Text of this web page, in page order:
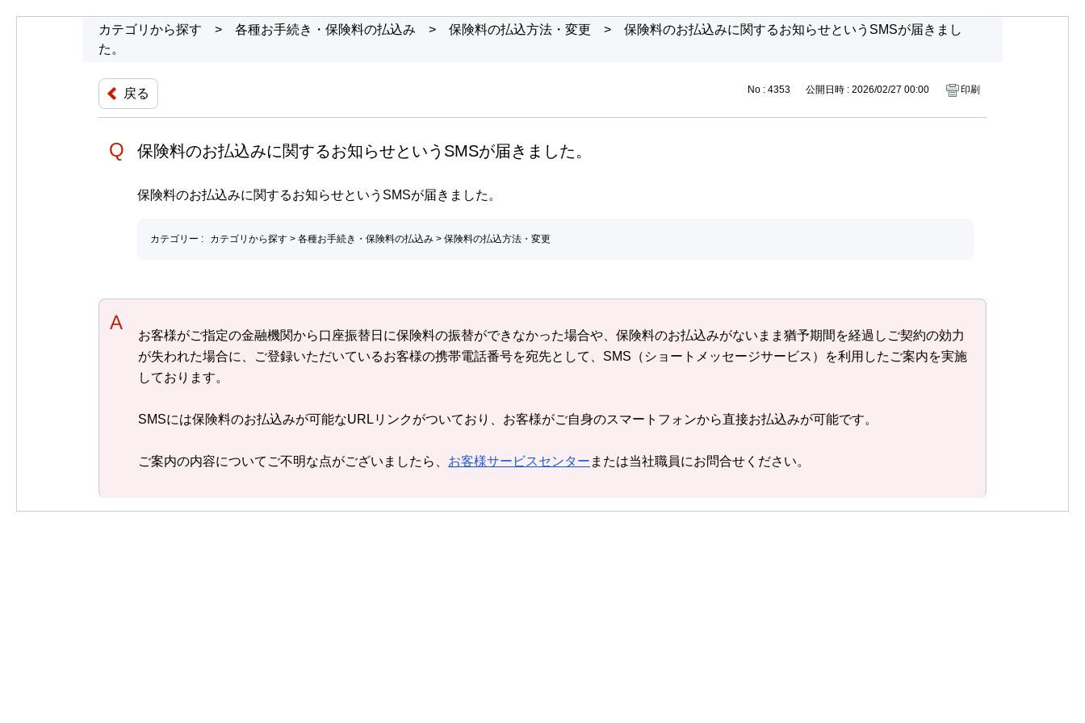
カテゴリから探す > 各種お手続き・保険料の払込み > 保険料の払込方法・変更 >
保険料のお払込みに関するお知らせというSMSが届きまし
た。
戻る No : 4353 公開日時 : 2026/02/27 00:00 印刷
保険料のお払込みに関するお知らせというSMSが届きました。
保険料のお払込みに関するお知らせというSMSが届きました。
カテゴリー : カテゴリから探す > 各種お手続き・保険料の払込み > 保険料の払込方法・変更
お客様がご指定の金融機関から口座振替日に保険料の振替ができなかった場合や、保険料のお払込みがないまま猶予期間を経過しご契約の効力
が失われた場合に、ご登録いただいているお客様の携帯電話番号を宛先として、SMS（ショートメッセージサービス）を利用したご案内を実施
しております。
SMSには保険料のお払込みが可能なURLリンクがついており、お客様がご自身のスマートフォンから直接お払込みが可能です。
ご案内の内容についてご不明な点がございましたら、 お客様サービスセンター または当社職員にお問合せください。